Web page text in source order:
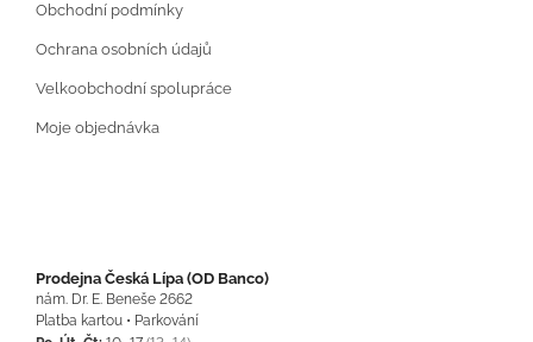
Obchodní podmínky
Ochrana osobních údajů
Velkoobchodní spolupráce
Moje objednávka
Prodejna Česká Lípa (OD Banco)
nám. Dr. E. Beneše 2662
Platba kartou • Parkování